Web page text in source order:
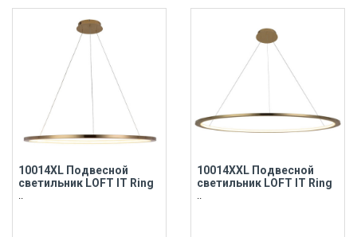
10014XL Подвесной
светильник LOFT IT Ring
..
10014XXL Подвесной
светильник LOFT IT Ring
..